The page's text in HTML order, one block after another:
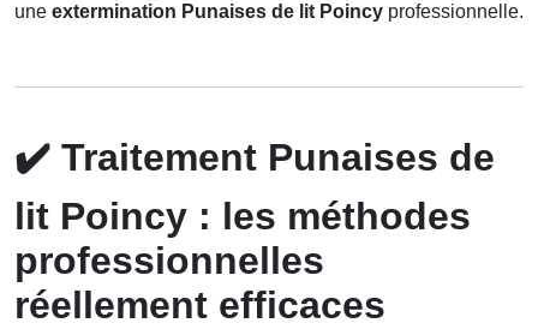
une extermination Punaises de lit Poincy professionnelle.
✔️ Traitement Punaises de
lit Poincy : les méthodes
professionnelles
réellement efficaces